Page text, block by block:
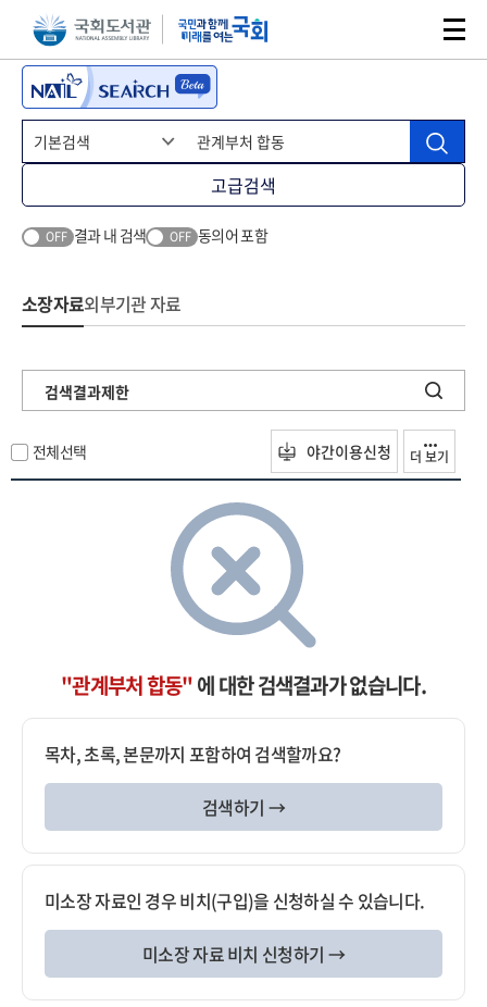
본문 바로가기주메뉴 바로가기
고급검색
OFF 결과 내 검색 OFF 동의어 포함
소장자료외부기관 자료
검색결과제한
전체선택 야간이용신청 더 보기
"관계부처 합동"에 대한 검색결과가 없습니다.
목차, 초록, 본문까지 포함하여 검색할까요?
검색하기 →
미소장 자료인 경우 비치(구입)을 신청하실 수 있습니다.
미소장 자료 비치 신청하기 →